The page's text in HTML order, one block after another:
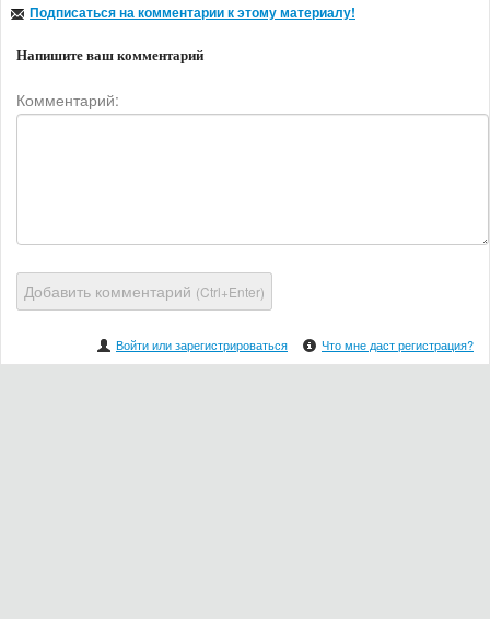
Подписаться на комментарии к этому материалу!
Напишите ваш комментарий
Комментарий:
Добавить комментарий (Ctrl+Enter)
Войти или зарегистрироваться Что мне даст регистрация?